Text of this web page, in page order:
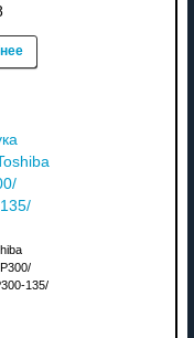
135/